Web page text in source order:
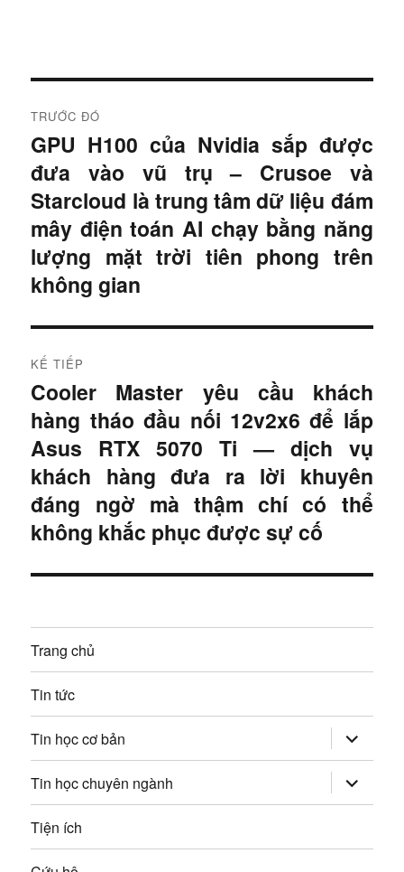
i
ề
u
h
ư
ớ
n
g
b
à
i
ế
t
TRƯỚC ĐÓ
B
à
i
r
ư
ớ
c
GPU H100 của Nvidia sắp được
đưa vào vũ trụ – Crusoe và
Starcloud là trung tâm dữ liệu đám
mây điện toán AI chạy bằng năng
lượng mặt trời tiên phong trên
không gian
KẾ TIẾP
B
à
t
ế
p
:
Cooler Master yêu cầu khách
hàng tháo đầu nối 12v2x6 để lắp
Asus RTX 5070 Ti — dịch vụ
khách hàng đưa ra lời khuyên
đáng ngờ mà thậm chí có thể
không khắc phục được sự cố
Trang chủ
Tin tức
Tin học cơ bản mở
rộng
trình
đơn
con
Tin học chuyên ngành mở
rộng
trình
Tiện ích